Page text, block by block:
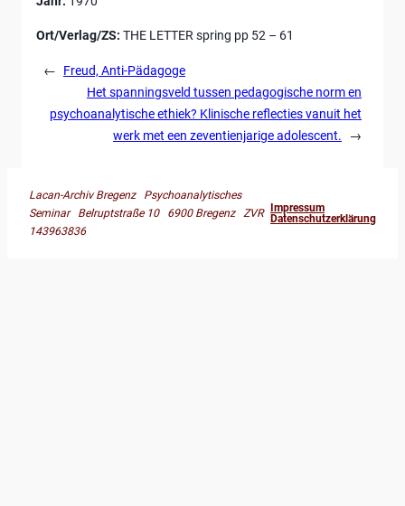
Ort/Verlag/ZS: THE LETTER spring pp 52 – 61
←
Freud, Anti-Pädagoge
Het spanningsveld tussen pedagogische norm en
psychoanalytische ethiek? Klinische reflecties vanuit het
werk met een zeventienjarige adolescent.
→
Lacan-Archiv Bregenz Psychoanalytisches
Seminar Belruptstraße 10 6900 Bregenz ZVR
143963836
Impressum
Datenschutzerklärung